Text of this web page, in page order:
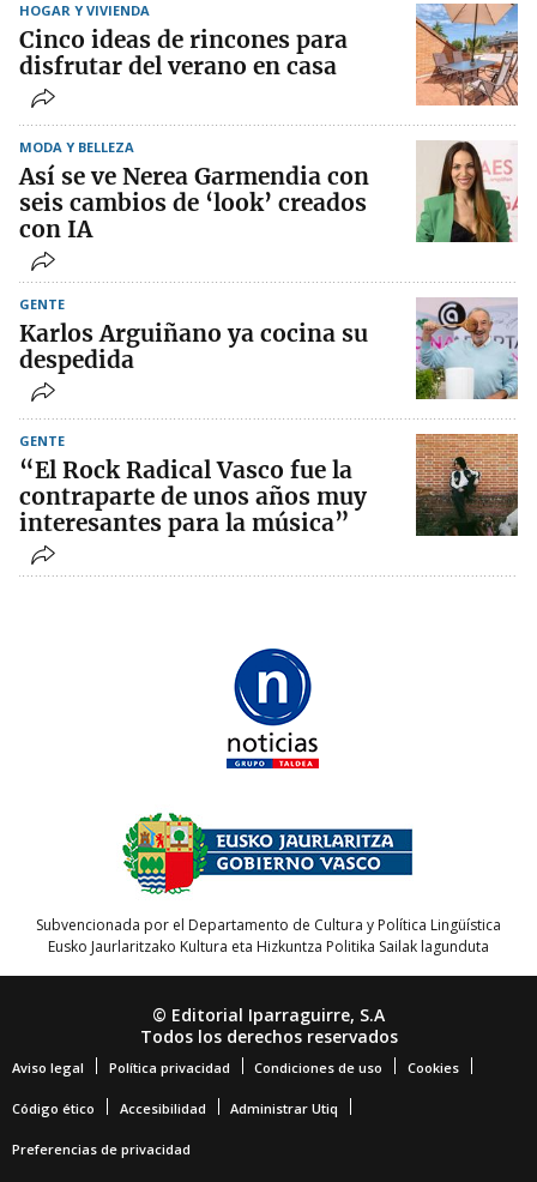
HOGAR Y VIVIENDA
Cinco ideas de rincones para
disfrutar del verano en casa
MODA Y BELLEZA
Así se ve Nerea Garmendia con
seis cambios de ‘look’ creados
con IA
GENTE
Karlos Arguiñano ya cocina su
despedida
GENTE
“El Rock Radical Vasco fue la
contraparte de unos años muy
interesantes para la música”
Subvencionada por el Departamento de Cultura y Política Lingüística
Eusko Jaurlaritzako Kultura eta Hizkuntza Politika Sailak lagunduta
© Editorial Iparraguirre, S.A
Todos los derechos reservados
Aviso legal Política privacidad Condiciones de uso Cookies
Código ético Accesibilidad Administrar Utiq
Preferencias de privacidad